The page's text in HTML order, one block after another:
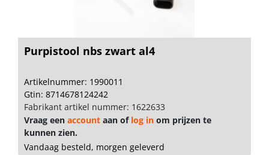
Purpistool nbs zwart al4
Artikelnummer: 1990011
Gtin: 8714678124242
Fabrikant artikel nummer: 1622633
Vraag een account aan of log in om prijzen te
kunnen zien.
Vandaag besteld, morgen geleverd